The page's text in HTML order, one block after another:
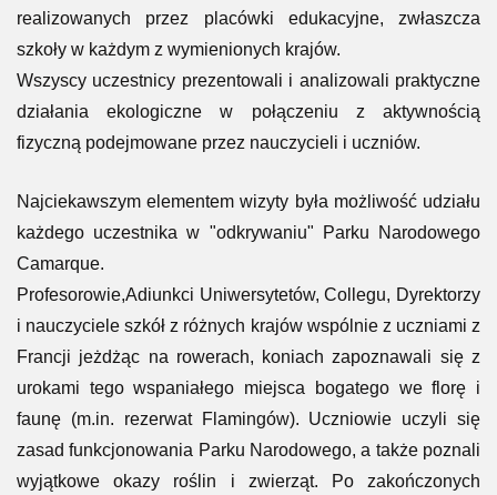
realizowanych przez placówki edukacyjne, zwłaszcza
szkoły w każdym z wymienionych krajów.
Wszyscy uczestnicy prezentowali i analizowali praktyczne
działania ekologiczne w połączeniu z aktywnością
fizyczną podejmowane przez nauczycieli i uczniów.
Najciekawszym elementem wizyty była możliwość udziału
każdego uczestnika w "odkrywaniu" Parku Narodowego
Camarque.
Profesorowie,Adiunkci Uniwersytetów, Collegu, Dyrektorzy
i nauczyciele szkół z różnych krajów wspólnie z uczniami z
Francji jeżdżąc na rowerach, koniach zapoznawali się z
urokami tego wspaniałego miejsca bogatego we florę i
faunę (m.in. rezerwat Flamingów). Uczniowie uczyli się
zasad funkcjonowania Parku Narodowego, a także poznali
wyjątkowe okazy roślin i zwierząt. Po zakończonych